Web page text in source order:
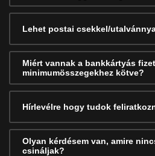
Lehet postai csekkel/
Miért vannak a bankkártyás
minimumösszegekhez kötve?
Hírlevélre hogy tudok
Olyan kérdésem van, amire
csináljak?